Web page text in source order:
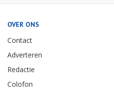
OVER ONS
Contact
Adverteren
Redactie
Colofon